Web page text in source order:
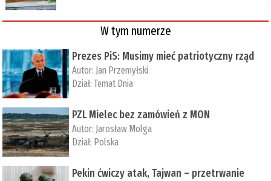
W tym numerze
Prezes PiS: Musimy mieć patriotyczny rząd
Autor: Jan Przemyłski
Dział:Temat Dnia
PZL Mielec bez zamówień z MON
Autor: Jarosław Molga
Dział: Polska
Pekin ćwiczy atak, Tajwan – przetrwanie